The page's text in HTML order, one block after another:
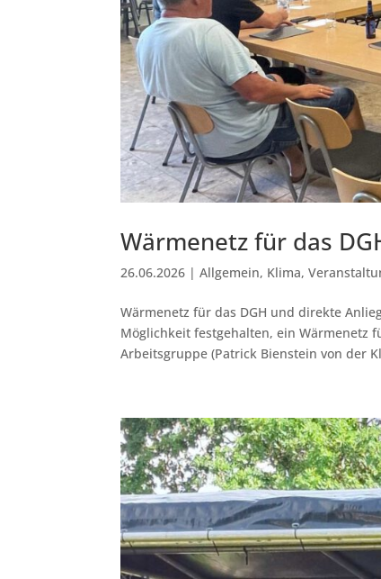
Wärmenetz für das
26.06.2026 |Allgemein, Klima,
Wärmenetz für das DGH und direkte
Möglichkeit festgehalten, ein Wärmenetz
Arbeitsgruppe (Patrick Bienstein von der